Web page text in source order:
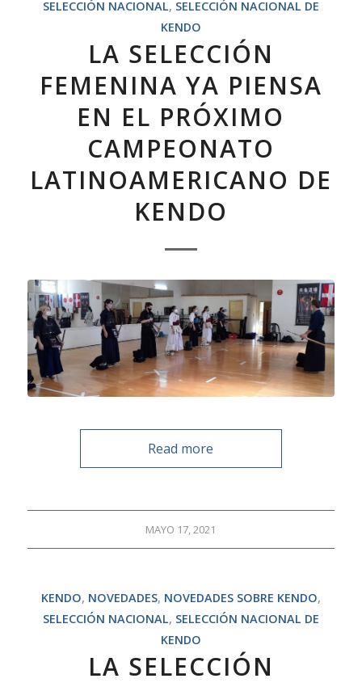
SELECCIÓN NACIONAL, SELECCIÓN NACIONAL DE
KENDO
LA SELECCIÓN
FEMENINA YA PIENSA
EN EL PRÓXIMO
CAMPEONATO
LATINOAMERICANO DE
KENDO
Read more
MAYO 17, 2021
KENDO, NOVEDADES, NOVEDADES SOBRE KENDO,
SELECCIÓN NACIONAL, SELECCIÓN NACIONAL DE
KENDO
LA SELECCIÓN